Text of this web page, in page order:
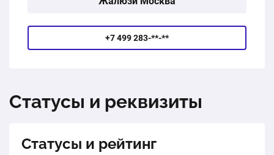
+7 499 283-**-**
Статусы и реквизиты
Статусы и рейтинг